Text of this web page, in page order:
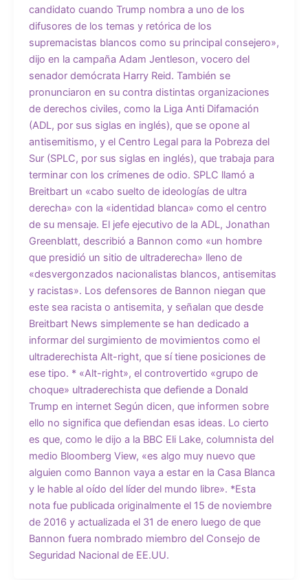
candidato cuando Trump nombra a uno de los
difusores de los temas y retórica de los
supremacistas blancos como su principal consejero»,
dijo en la campaña Adam Jentleson, vocero del
senador demócrata Harry Reid. También se
pronunciaron en su contra distintas organizaciones
de derechos civiles, como la Liga Anti Difamación
(ADL, por sus siglas en inglés), que se opone al
antisemitismo, y el Centro Legal para la Pobreza del
Sur (SPLC, por sus siglas en inglés), que trabaja para
terminar con los crímenes de odio. SPLC llamó a
Breitbart un «cabo suelto de ideologías de ultra
derecha» con la «identidad blanca» como el centro
de su mensaje. El jefe ejecutivo de la ADL, Jonathan
Greenblatt, describió a Bannon como «un hombre
que presidió un sitio de ultraderecha» lleno de
«desvergonzados nacionalistas blancos, antisemitas
y racistas». Los defensores de Bannon niegan que
este sea racista o antisemita, y señalan que desde
Breitbart News simplemente se han dedicado a
informar del surgimiento de movimientos como el
ultraderechista Alt-right, que sí tiene posiciones de
ese tipo. * «Alt-right», el controvertido «grupo de
choque» ultraderechista que defiende a Donald
Trump en internet Según dicen, que informen sobre
ello no significa que defiendan esas ideas. Lo cierto
es que, como le dijo a la BBC Eli Lake, columnista del
medio Bloomberg View, «es algo muy nuevo que
alguien como Bannon vaya a estar en la Casa Blanca
y le hable al oído del líder del mundo libre». *Esta
nota fue publicada originalmente el 15 de noviembre
de 2016 y actualizada el 31 de enero luego de que
Bannon fuera nombrado miembro del Consejo de
Seguridad Nacional de EE.UU.